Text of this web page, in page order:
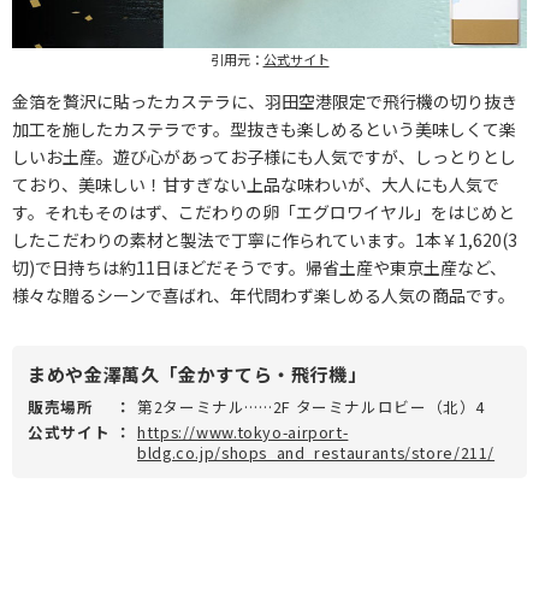
引用元： 公式サイト
金箔を贅沢に貼ったカステラに、羽田空港限定で飛行機の切り抜き
加工を施したカステラです。型抜きも楽しめるという美味しくて楽
しいお土産。遊び心があってお子様にも人気ですが、しっとりとし
ており、美味しい！甘すぎない上品な味わいが、大人にも人気で
す。それもそのはず、こだわりの卵「エグロワイヤル」をはじめと
したこだわりの素材と製法で丁寧に作られています。1本￥1,620(3
切)で日持ちは約11日ほどだそうです。帰省土産や東京土産など、
様々な贈るシーンで喜ばれ、年代問わず楽しめる人気の商品です。
まめや金澤萬久「金かすてら・飛行機」
販売場所 ： 第2ターミナル……2F ターミナルロビー（北）4
公式サイト
： https://www.tokyo-airport-
bldg.co.jp/shops_and_restaurants/store/211/